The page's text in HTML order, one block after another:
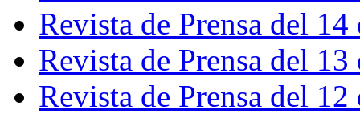
Revista de Prensa del
Revista de Prensa del
Revista de Prensa del